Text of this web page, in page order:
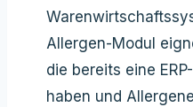
Allergen-Modul
die bereits eine
haben und